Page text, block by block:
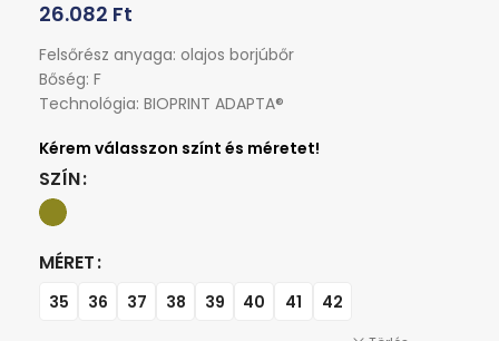
26.082 Ft
Felsőrész anyaga: olajos borjúbőr
Bőség: F
Technológia: BIOPRINT ADAPTA®
SZÍN
MÉRET
35 36 37 38 39 40 41 42